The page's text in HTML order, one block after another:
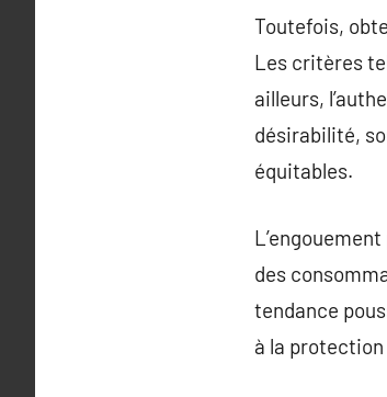
Toutefois,
Les critères
ailleurs,
désirabilité,
équitables.
des
tendance
à la protection